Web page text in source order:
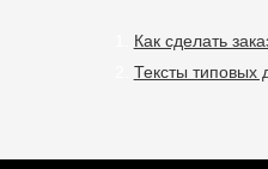
Как сделать
Тексты типовых